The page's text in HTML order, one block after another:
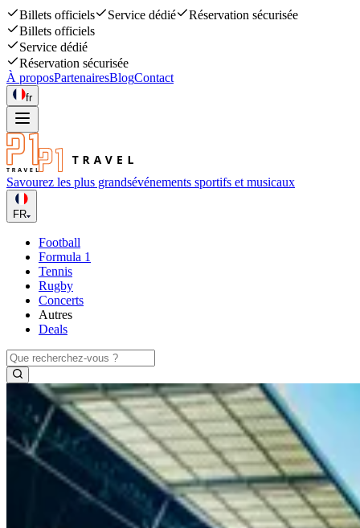
Billets officiels Service dédié
Réservation sécurisée
Billets officiels
Service dédié
Réservation sécurisée
À proposPartenairesBlogContact
fr
Savourez les plus grandsévénements sportifs et musicaux
FR
Football
Formula 1
Tennis
Rugby
Concerts
Autres
Deals